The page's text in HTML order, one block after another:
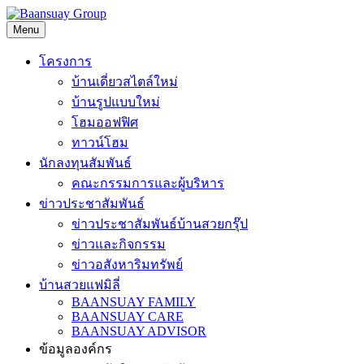
Skip
to
content
Menu
โครงการ
บ้านเดี่ยวสไตล์ใหม่
บ้านรูปแบบใหม่
โฮมออฟฟิศ
ทาวน์โฮม
นักลงทุนสัมพันธ์
คณะกรรมการและผู้บริหาร
ข่าวประชาสัมพันธ์
ข่าวประชาสัมพันธ์บ้านสวยกรุ๊ป
ข่าวและกิจกรรม
ข่าวอสังหาริมทรัพย์
บ้านสวยแฟมิลี่
BAANSUAY FAMILY
BAANSUAY CARE
BAANSUAY ADVISOR
ข้อมูลองค์กร